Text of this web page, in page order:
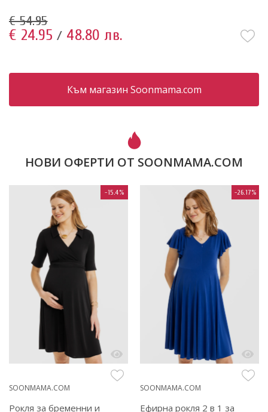
€ 54.95
€ 24.95 / 48.80 лв.
Към магазин Soonmama.com
НОВИ ОФЕРТИ ОТ SOONMAMA.COM
-15.4%
SOONMAMA.COM
Рокля за бременни и
-26.17%
SOONMAMA.COM
Ефирна рокля 2 в 1 за